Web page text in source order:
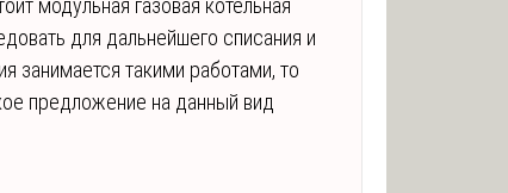
модульная газовая котельная
для дальнейшего списания и
занимается такими работами, то
предложение на данный вид